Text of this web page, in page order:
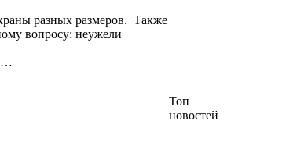
разных размеров. Также
вопросу: неужели
Топ
новостей